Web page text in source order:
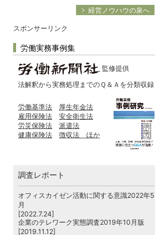
経営ノウハウの泉へ
スポンサーリンク
労働実務事例集
監修提供
法解釈から実務処理までのＱ＆Ａを分類収録
労働基準法
厚生年金法
雇用保険法
安全衛生法
労災保険法
派遣法
健康保険法
徴収法 ほか
調査レポート
オフィスカイゼン活動に関する意識2022年5
月
[2022.7.24]
企業のテレワーク実態調査2019年10月版
[2019.11.12]